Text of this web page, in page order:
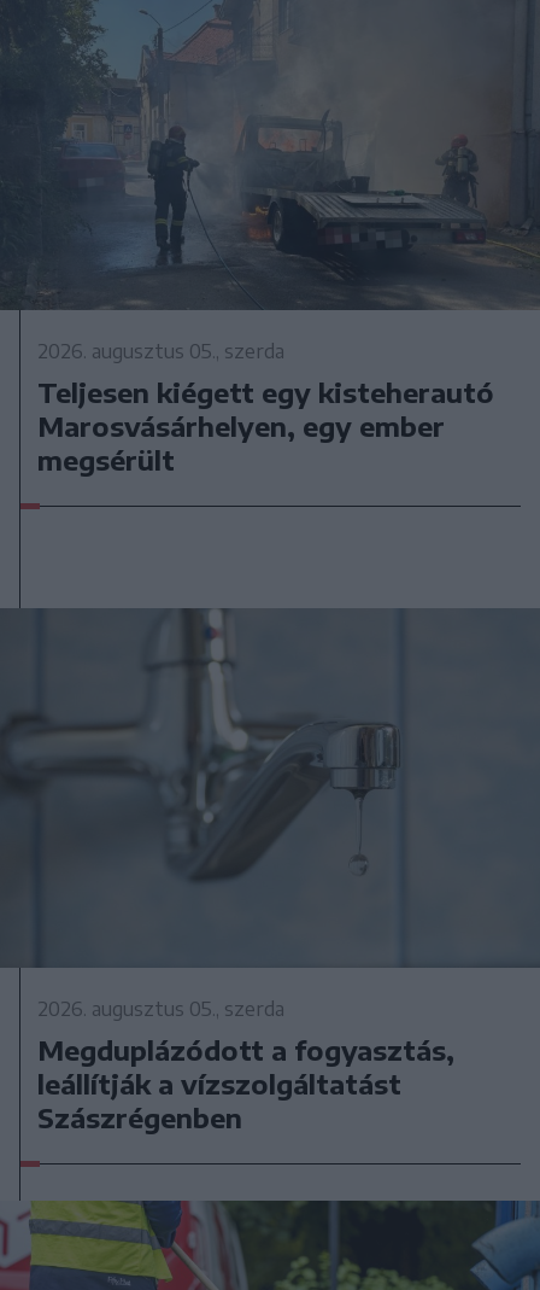
2026. augusztus 05., szerda
Teljesen kiégett egy kisteherautó
Marosvásárhelyen, egy ember
megsérült
2026. augusztus 05., szerda
Megduplázódott a fogyasztás,
leállítják a vízszolgáltatást
Szászrégenben